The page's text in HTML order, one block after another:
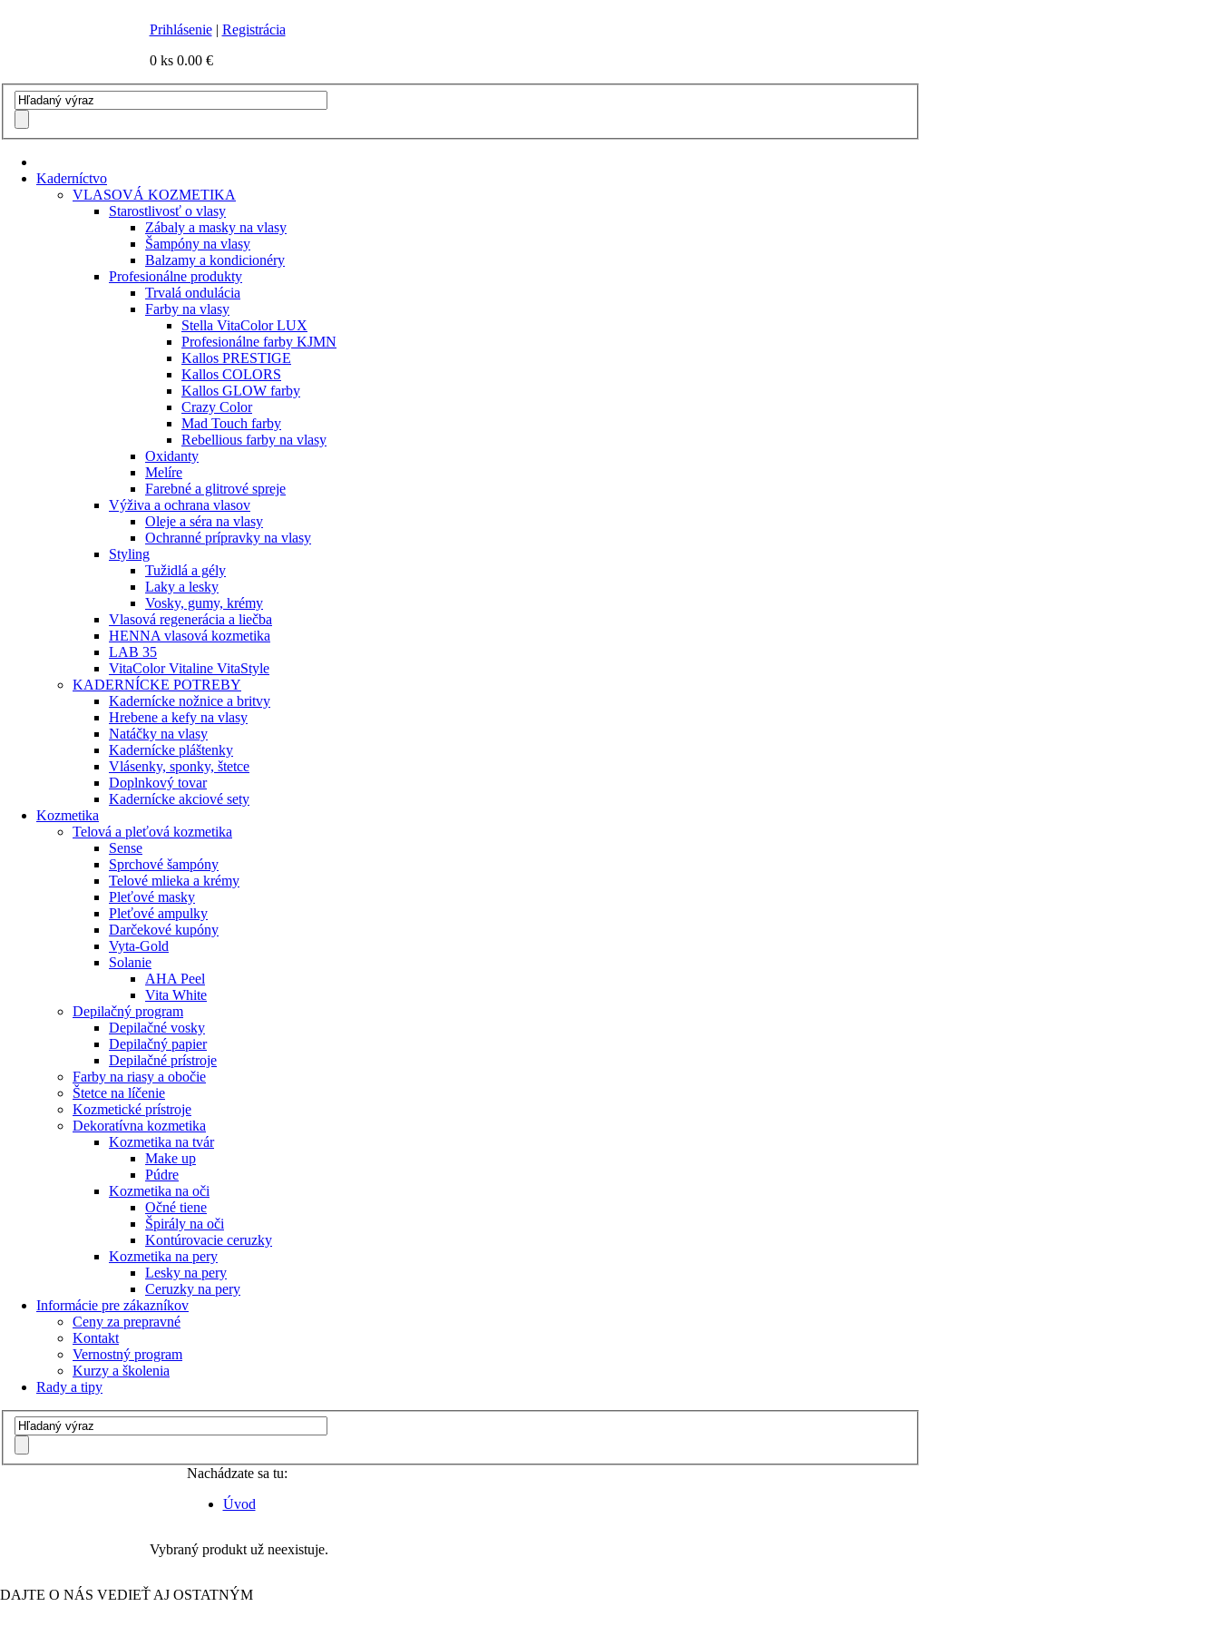
Prihlásenie| Registrácia
0 ks 0.00 €
Kaderníctvo
VLASOVÁ KOZMETIKA
Starostlivosť o vlasy
Zábaly a masky na vlasy
Šampóny na vlasy
Balzamy a kondicionéry
Profesionálne produkty
Trvalá ondulácia
Farby na vlasy
Stella VitaColor LUX
Profesionálne farby KJMN
Kallos PRESTIGE
Kallos COLORS
Kallos GLOW farby
Crazy Color
Mad Touch farby
Rebellious farby na vlasy
Oxidanty
Melíre
Farebné a glitrové spreje
Výživa a ochrana vlasov
Oleje a séra na vlasy
Ochranné prípravky na vlasy
Styling
Tužidlá a gély
Laky a lesky
Vosky, gumy, krémy
Vlasová regenerácia a liečba
HENNA vlasová kozmetika
LAB 35
VitaColor Vitaline VitaStyle
KADERNÍCKE POTREBY
Kadernícke nožnice a britvy
Hrebene a kefy na vlasy
Natáčky na vlasy
Kadernícke pláštenky
Vlásenky, sponky, štetce
Doplnkový tovar
Kadernícke akciové sety
Kozmetika
Telová a pleťová kozmetika
Sense
Sprchové šampóny
Telové mlieka a krémy
Pleťové masky
Pleťové ampulky
Darčekové kupóny
Vyta-Gold
Solanie
AHA Peel
Vita White
Depilačný program
Depilačné vosky
Depilačný papier
Depilačné prístroje
Farby na riasy a obočie
Štetce na líčenie
Kozmetické prístroje
Dekoratívna kozmetika
Kozmetika na tvár
Make up
Púdre
Kozmetika na oči
Očné tiene
Špirály na oči
Kontúrovacie ceruzky
Kozmetika na pery
Lesky na pery
Ceruzky na pery
Informácie pre zákazníkov
Ceny za prepravné
Kontakt
Vernostný program
Kurzy a školenia
Rady a tipy
Nachádzate sa tu:
Úvod
Vybraný produkt už neexistuje.
DAJTE O NÁS VEDIEŤ AJ OSTATNÝM